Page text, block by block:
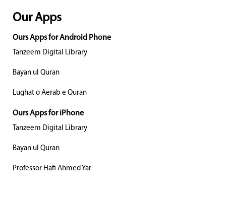
Our Apps
Ours Apps for Android Phone
Tanzeem Digital Library
Bayan ul Quran
Lughat o Aerab e Quran
Ours Apps for iPhone
Tanzeem Digital Library
Bayan ul Quran
Professor Hafi Ahmed Yar